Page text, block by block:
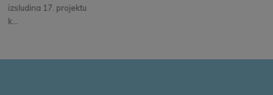
izsludina 17. projektu
k...